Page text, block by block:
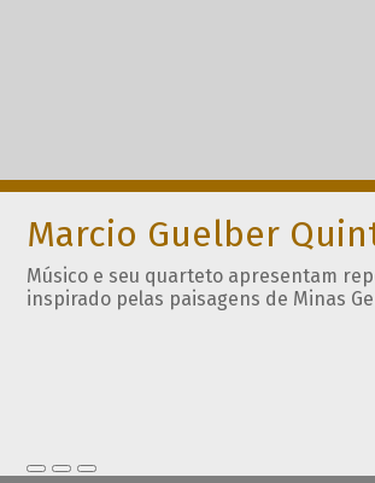
Marcio Guelber
Músico e seu quarteto apresentam
inspirado pelas paisagens de Minas